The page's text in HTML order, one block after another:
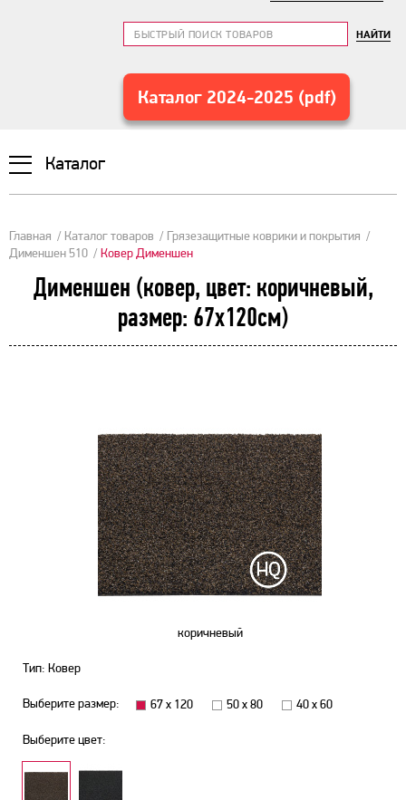
НАЙТИ
Каталог 2024-2025 (pdf)
Каталог
Главная Каталог товаров
Грязезащитные коврики и покрытия
Дименшен 510
Ковер Дименшен
Дименшен (ковер, цвет: коричневый,
размер: 67х120см)
коричневый
Тип: Ковер
Выберите размер: 67 х 120 50 х 80 40 х 60
Выберите цвет: